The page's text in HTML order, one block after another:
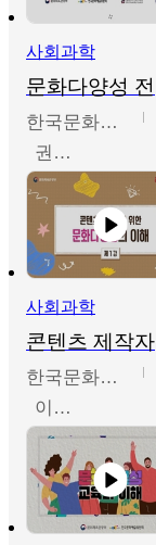
사회과학
한국문화예술교육진흥원
권숙인 외 8명
사회과학
한국문화예술교육진흥원
이성민